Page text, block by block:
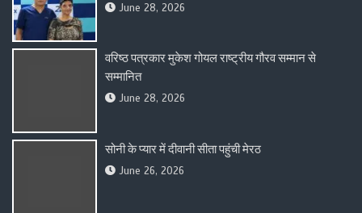
June 28, 2026
वरिष्ठ पत्रकार मुकेश गोयल राष्ट्रीय गौरव सम्मान से
सम्मानित
June 28, 2026
सोनी के प्यार में दीवानी सीता पहुंची मेरठ
June 26, 2026